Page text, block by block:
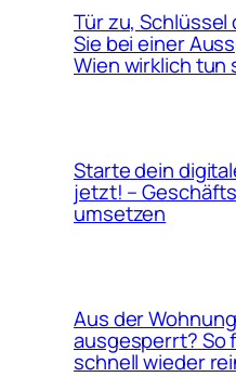
Tür zu, Schlüssel
Sie bei einer
Wien wirklich tun
Starte dein
jetzt! –
umsetzen
Aus der Wohnung
ausgesperrt? So
schnell wieder